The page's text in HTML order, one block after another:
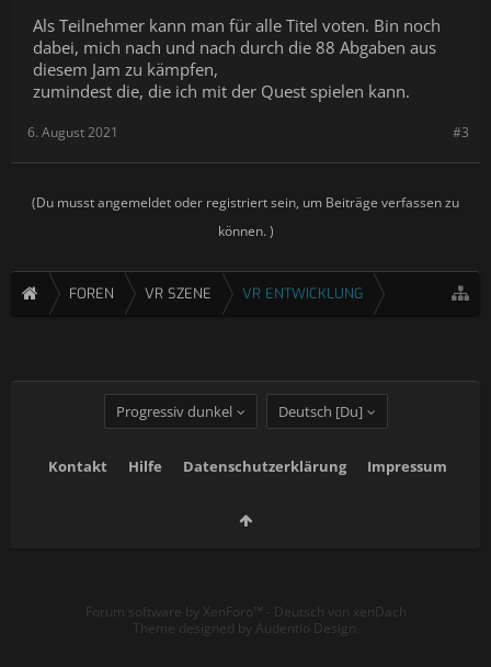
Als Teilnehmer kann man für alle Titel voten. Bin noch
dabei, mich nach und nach durch die 88 Abgaben aus
diesem Jam zu kämpfen,
zumindest die, die ich mit der Quest spielen kann.
#3
6. August 2021
(Du musst angemeldet oder registriert sein, um Beiträge verfassen zu
können. )
FOREN VR SZENE VR ENTWICKLUNG
Progressiv dunkel Deutsch [Du]
Kontakt Hilfe Datenschutzerklärung Impressum
Forum software by XenForo™ - Deutsch von xenDach
Theme designed by Audentio Design.